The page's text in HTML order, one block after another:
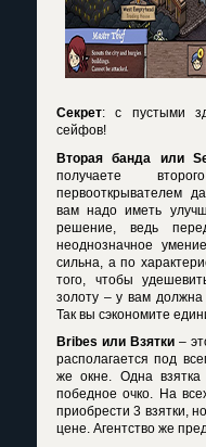
Секрет: с пустыми
сейфов!
Вторая банда или
получаете
первооткрывателем
вам надо иметь
решение, ведь
неоднозначное
сильна, а по
того, чтобы
золоту – у вам должна
Так вы сэкономите
Bribes или Взятки –
располагается под
же окне. Одна
победное очко. На
приобрести 3 взятки,
цене. Агентство же